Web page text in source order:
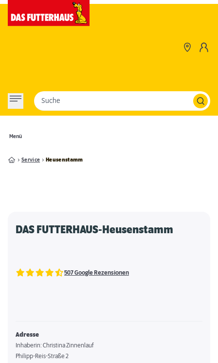
Menü
Suche
Service Heusenstamm
DAS FUTTERHAUS-Heusenstamm
507 Google Rezensionen
Adresse
Inhaberin: Christina Zinnenlauf
Philipp-Reis-Straße 2